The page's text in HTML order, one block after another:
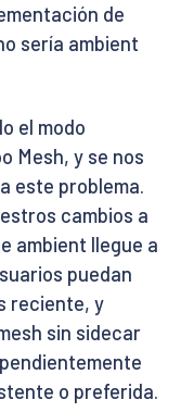
de
sería ambient
el modo
Mesh, y se nos
este problema.
cambios a
ambient llegue a
puedan
reciente, y
sin sidecar
o preferida.